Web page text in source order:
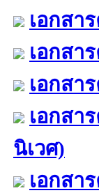
เอกสา
เอกสา
เอกสา
เอกสา
นิเวศ)
เอกสา